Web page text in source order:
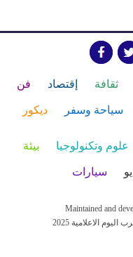
ثقافة إقتصاد فن
سياحة وسفر ديكور
علوم وتكنولوجيا بيئة
سيارات
Maintained and